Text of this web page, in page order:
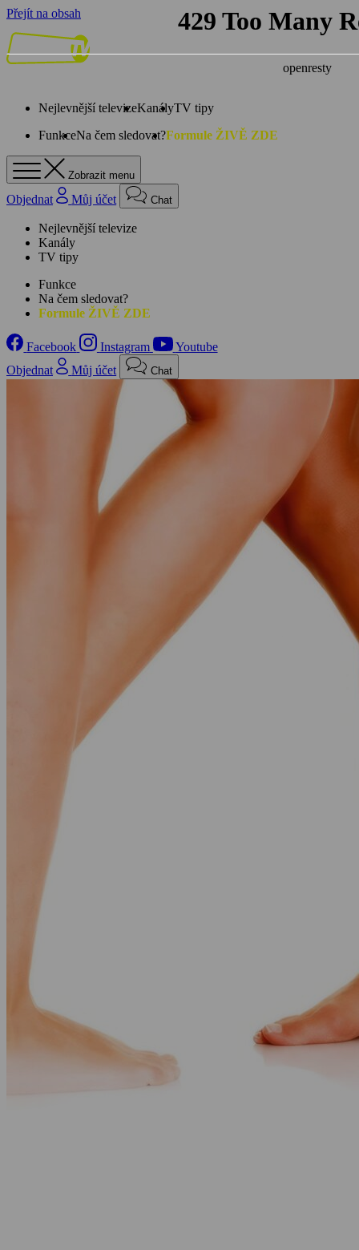
Přejít na obsah
Nejlevnější televizeKanályTV tipy
FunkceNa čem sledovat?Formule ŽIVĚ ZDE
Zobrazit menu
Objednat Můj účet Chat
Nejlevnější televize
Kanály
TV tipy
Funkce
Na čem sledovat?
Formule ŽIVĚ ZDE
Facebook Instagram
Youtube
Objednat
Můj účet Chat